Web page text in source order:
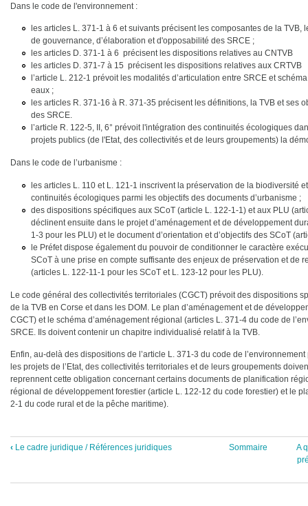
Dans le code de l'environnement :
les articles L. 371-1 à 6 et suivants précisent les composantes de la
de gouvernance, d’élaboration et d'opposabilité des SRCE ;
les articles D. 371-1 à 6 précisent les dispositions relatives au CNTVB
les articles D. 371-7 à 15 précisent les dispositions relatives aux CRTVB
l’article L. 212-1 prévoit les modalités d’articulation entre SRCE et
eaux ;
les articles R. 371-16 à R. 371-35 précisent les définitions, la TVB et ses
des SRCE.
l’article R. 122-5, II, 6° prévoit l'intégration des continuités écologiques
projets publics (de l'Etat, des collectivités et de leurs groupements) la
Dans le code de l’urbanisme :
les articles L. 110 et L. 121-1 inscrivent la préservation de la biodiversité
continuités écologiques parmi les objectifs des documents d’urbanisme ;
des dispositions spécifiques aux SCoT (article L. 122-1-1) et aux PLU
déclinent ensuite dans le projet d’aménagement et de développement
1-3 pour les PLU) et le document d’orientation et d’objectifs des SCoT
le Préfet dispose également du pouvoir de conditionner le caractère
SCoT à une prise en compte suffisante des enjeux de préservation et de
(articles L. 122-11-1 pour les SCoT et L. 123-12 pour les PLU).
Le code général des collectivités territoriales (CGCT) prévoit des dispositions
de la TVB en Corse et dans les DOM. Le plan d’aménagement et de
CGCT) et le schéma d’aménagement régional (articles L. 371-4 du code de
SRCE. Ils doivent contenir un chapitre individualisé relatif à la TVB.
Enfin, au-delà des dispositions de l’article L. 371-3 du code de
les projets de l’Etat, des collectivités territoriales et de leurs groupements
reprennent cette obligation concernant certains documents de planification
régional de développement forestier (article L. 122-12 du code forestier) et le
2-1 du code rural et de la pêche maritime).
Liens
de
‹ Le cadre juridique / Références juridiques Sommaire
A